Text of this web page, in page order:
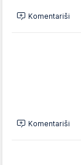
Komentariši
Komentariši